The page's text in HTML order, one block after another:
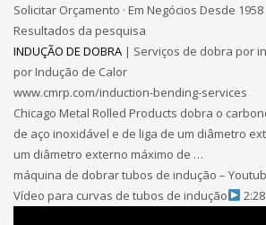
Solicitar Orçamento · Em Negócios Desde 1958
Resultados da pesquisa
INDUÇÃO DE DOBRA | Serviços de dobra por
por Indução de Calor
www.cmrp.com/induction-bending-services
Chicago Metal Rolled Products dobra o
de aço inoxidável e de liga de um diâmetro
um diâmetro externo máximo de …
máquina de dobrar tubos de indução –
Vídeo para curvas de tubos de indução
2:28